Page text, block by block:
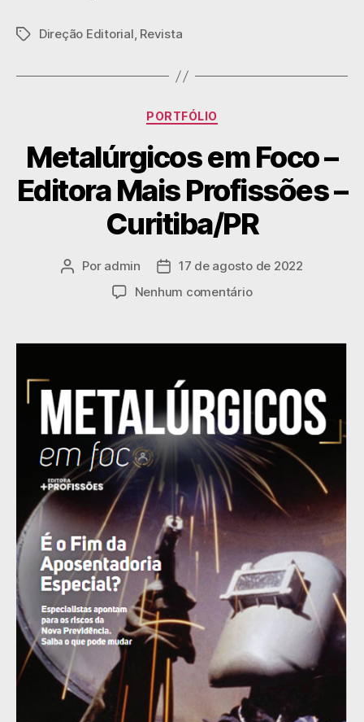
Direção Editorial, Revista
PORTFÓLIO
Metalúrgicos em Foco –
Editora Mais Profissões –
Curitiba/PR
Por admin
17 de agosto de 2022
Nenhum comentário